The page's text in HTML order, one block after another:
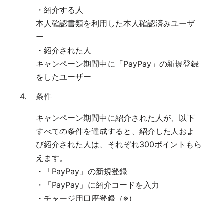
・紹介する人
本人確認書類を利用した本人確認済みユーザ
ー
・紹介された人
キャンペーン期間中に「PayPay」の新規登録
をしたユーザー
条件
キャンペーン期間中に紹介された人が、以下
すべての条件を達成すると、紹介した人およ
び紹介された人は、それぞれ300ポイントもら
えます。
・「PayPay」の新規登録
・「PayPay」に紹介コードを入力
・チャージ用口座登録（※）